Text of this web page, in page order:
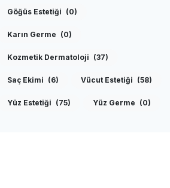
Göğüs Estetiği (0)
Karın Germe (0)
Kozmetik Dermatoloji (37)
Saç Ekimi (6) Vücut Estetiği (58)
Yüz Estetiği (75) Yüz Germe (0)